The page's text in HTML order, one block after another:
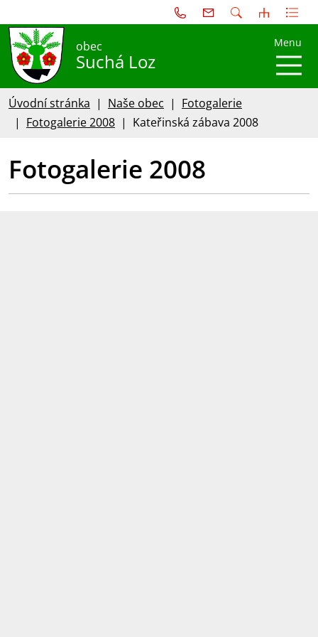
obec
Suchá Loz
Menu
Úvodní stránka Naše obec
Fotogalerie
Fotogalerie 2008
Kateřinská zábava 2008
Fotogalerie 2008